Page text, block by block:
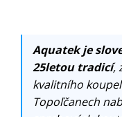
Aquatek je
25letou tradicí,
kvalitního
Topoľčanech